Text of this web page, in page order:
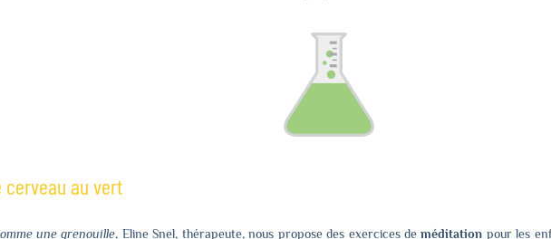
cerveau au vert
une grenouille, Eline Snel, thérapeute, nous propose des exercices deméditation pour les